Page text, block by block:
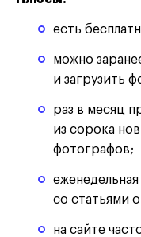
есть
можно
и загрузить
раз в месяц
из сорока
фотографов;
со статьями
на сайте